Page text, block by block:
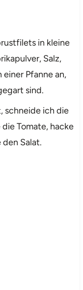
in kleine
Salz,
Pfanne an,
sind.
schneide ich die
Tomate, hacke
Salat.